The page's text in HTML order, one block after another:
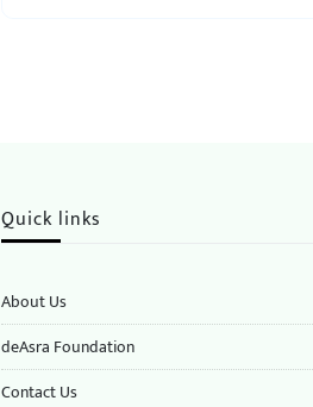
Quick links
About Us
deAsra Foundation
​​Contact Us